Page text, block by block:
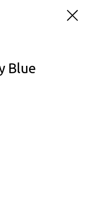
Blue